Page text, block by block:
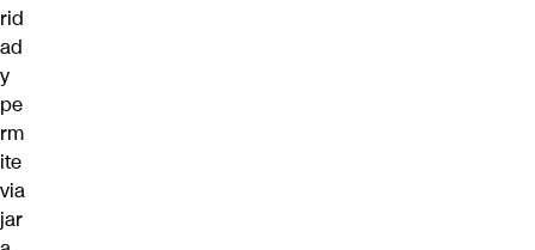
rid
ad
y
pe
rm
ite
via
jar